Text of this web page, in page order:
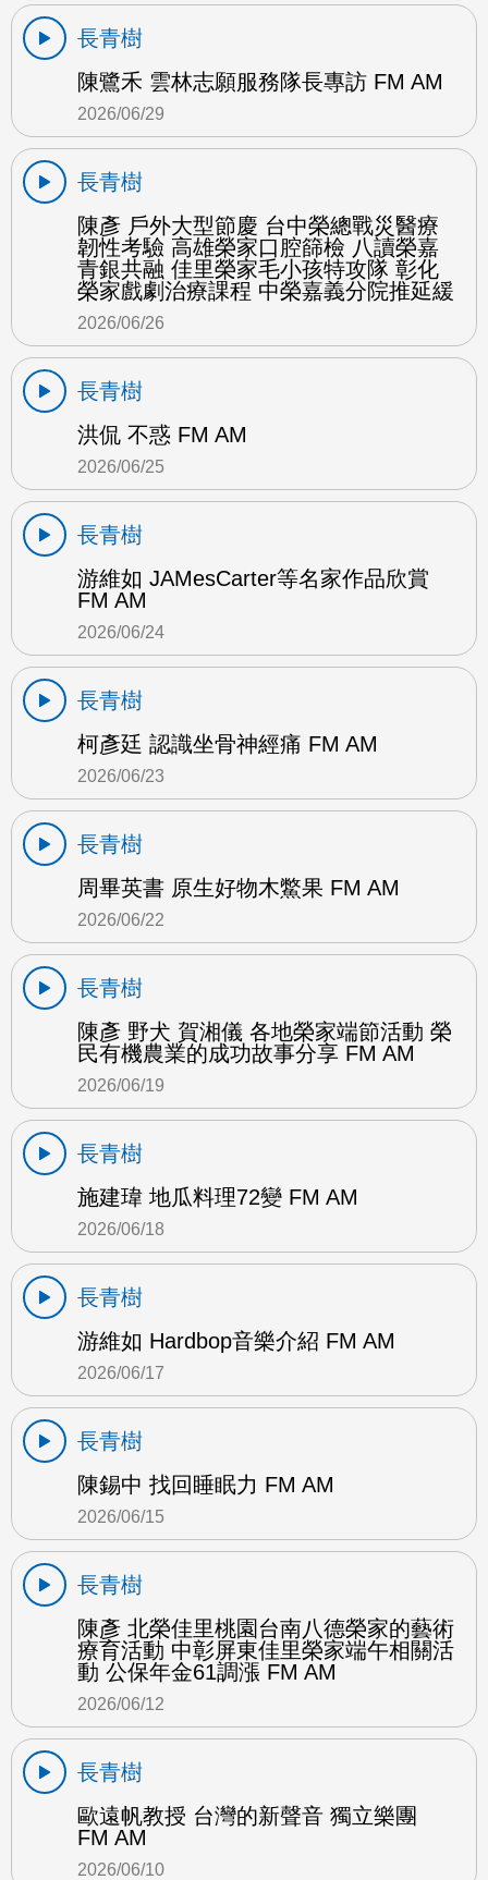
長青樹
陳鷺禾 雲林志願服務隊長專訪 FM AM
2026/06/29
長青樹
陳彥 戶外大型節慶 台中榮總戰災醫療
韌性考驗 高雄榮家口腔篩檢 八讀榮嘉
青銀共融 佳里榮家毛小孩特攻隊 彰化
榮家戲劇治療課程 中榮嘉義分院推延緩
2026/06/26
長青樹
洪侃 不惑 FM AM
2026/06/25
長青樹
游維如 JAMesCarter等名家作品欣賞
FM AM
2026/06/24
長青樹
柯彥廷 認識坐骨神經痛 FM AM
2026/06/23
長青樹
周畢英書 原生好物木鱉果 FM AM
2026/06/22
長青樹
陳彥 野犬 賀湘儀 各地榮家端節活動 榮
民有機農業的成功故事分享 FM AM
2026/06/19
長青樹
施建瑋 地瓜料理72變 FM AM
2026/06/18
長青樹
游維如 Hardbop音樂介紹 FM AM
2026/06/17
長青樹
陳錫中 找回睡眠力 FM AM
2026/06/15
長青樹
陳彥 北榮佳里桃園台南八德榮家的藝術
療育活動 中彰屏東佳里榮家端午相關活
動 公保年金61調漲 FM AM
2026/06/12
長青樹
歐遠帆教授 台灣的新聲音 獨立樂團
FM AM
2026/06/10